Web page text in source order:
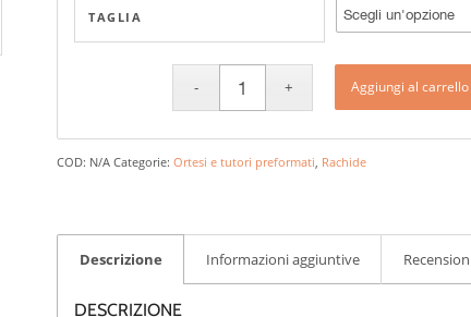
TAGLIA
Aggiungi al carrello
COD: N/A Categorie:Ortesi e tutori preformati, Rachide
Descrizione Informazioni aggiuntive
DESCRIZIONE